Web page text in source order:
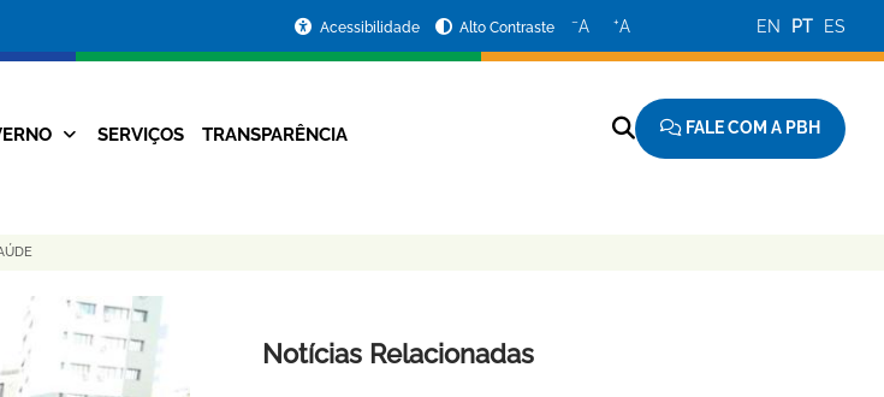
Acessibilidade Alto Contraste −A +A EN PT ES
Navegação
SERVIÇOS TRANSPARÊNCIA FALE COM A PBH
Notícias Relacionadas